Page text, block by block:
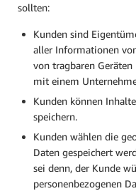
sollten:
Kunden sind
aller Informationen
von tragbaren
mit einem
Kunden können
speichern.
Kunden wählen die
Daten gespeichert
sei denn, der Kunde
personenbezogenen